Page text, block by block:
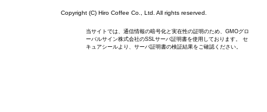
Copyright (C) Hiro Coffee Co., Ltd. All rights reserved.
当サイトでは、通信情報の暗号化と実在性の証明のため、GMOグロ
ーバルサイン株式会社のSSLサーバ証明書を使用しております。 セ
キュアシールより、サーバ証明書の検証結果をご確認ください。